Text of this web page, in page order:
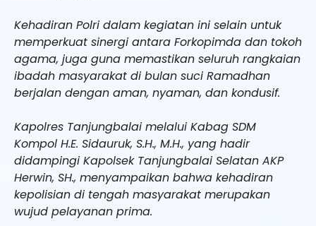
Kehadiran Polri dalam kegiatan ini selain untuk
memperkuat sinergi antara Forkopimda dan tokoh
agama, juga guna memastikan seluruh rangkaian
ibadah masyarakat di bulan suci Ramadhan
berjalan dengan aman, nyaman, dan kondusif.
Kapolres Tanjungbalai melalui Kabag SDM
Kompol H.E. Sidauruk, S.H., M.H., yang hadir
didampingi Kapolsek Tanjungbalai Selatan AKP
Herwin, SH., menyampaikan bahwa kehadiran
kepolisian di tengah masyarakat merupakan
wujud pelayanan prima.